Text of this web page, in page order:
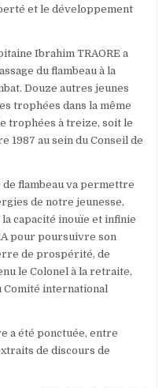
et le développement
Ibrahim TRAORE a
du flambeau à la
Douze autres jeunes
trophées dans la même
trophées à treize, soit le
1987 au sein du Conseil de
de flambeau va permettre
de notre jeunesse,
capacité inouïe et infinie
pour poursuivre son
de prospérité, de
le Colonel à la retraite,
Comité international
a été ponctuée, entre
de discours de